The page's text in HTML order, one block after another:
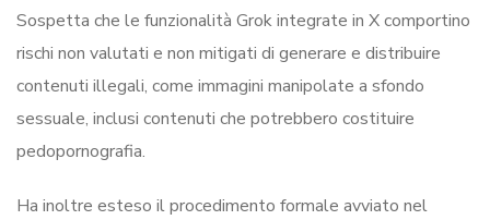
Sospetta che le funzionalità Grok integrate in X comportino
rischi non valutati e non mitigati di generare e distribuire
contenuti illegali, come immagini manipolate a sfondo
sessuale, inclusi contenuti che potrebbero costituire
pedopornografia.
Ha inoltre esteso il procedimento formale avviato nel